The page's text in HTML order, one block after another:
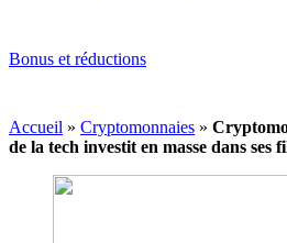
Bonus et réductions
Accueil » Cryptomonnaies »
de la tech investit en masse dans ses